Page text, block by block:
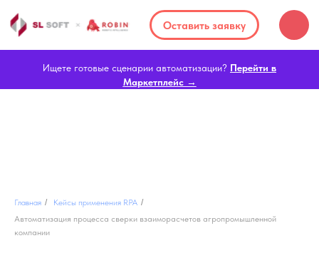
Оставить заявку
Ищете готовые сценарии автоматизации? Перейти в
Маркетплейс →
Главная / Кейсы применения RPA /
Автоматизация процесса сверки взаиморасчетов агропромышленной
компании